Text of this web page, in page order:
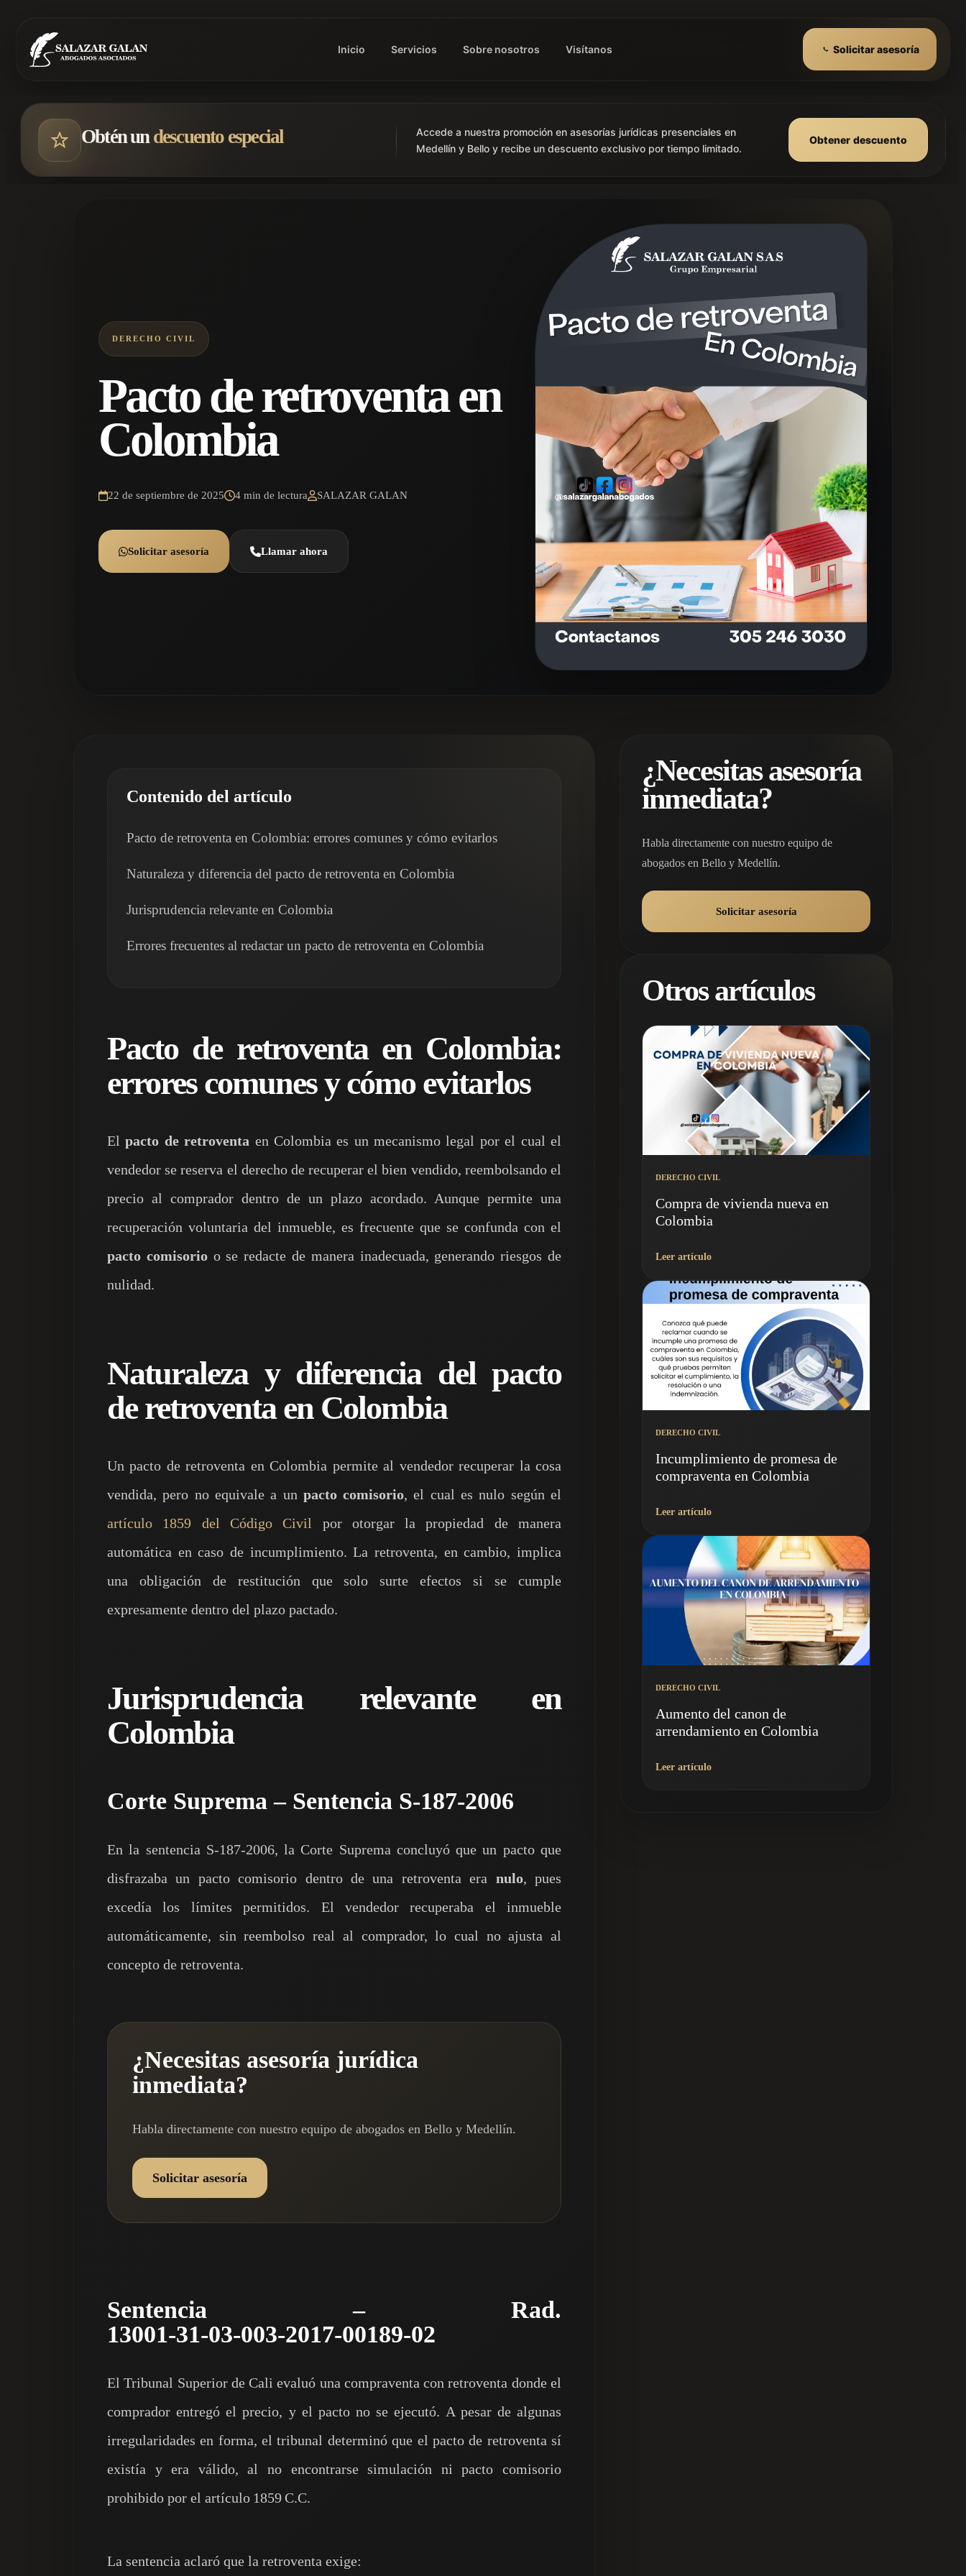
Inicio Servicios Sobre nosotros Visítanos Solicitar asesoría
Obtén un descuento especial
Accede a nuestra promoción en asesorías jurídicas presenciales en
Medellín y Bello y recibe un descuento exclusivo por tiempo limitado.
Obtener descuento
DERECHO CIVIL
Pacto de retroventa en
Colombia
22 de septiembre de 2025 4 min de lectura SALAZAR GALAN
Solicitar asesoría Llamar ahora
Contenido del artículo
Pacto de retroventa en Colombia: errores comunes y cómo evitarlos
Naturaleza y diferencia del pacto de retroventa en Colombia
Jurisprudencia relevante en Colombia
Errores frecuentes al redactar un pacto de retroventa en Colombia
Pacto de retroventa en Colombia:
errores comunes y cómo evitarlos
Elpacto de retroventa en Colombia es un mecanismo legal por el cual el
vendedor se reserva el derecho de recuperar el bien vendido, reembolsando el
precio al comprador dentro de un plazo acordado. Aunque permite una
recuperación voluntaria del inmueble, es frecuente que se confunda con el
pacto comisorioo se redacte de manera inadecuada, generando riesgos de
nulidad.
Naturaleza y diferencia del pacto
de retroventa en Colombia
Un pacto de retroventa en Colombia permite al vendedor recuperar la cosa
vendida, pero no equivale a un pacto comisorio, el cual es nulo según el
artículo 1859 del Código Civil
por otorgar la propiedad de manera
automática en caso de incumplimiento. La retroventa, en cambio, implica
una obligación de restitución que solo surte efectos si se cumple
expresamente dentro del plazo pactado.
Jurisprudencia relevante en
Colombia
Corte Suprema – Sentencia S‑187‑2006
En la sentencia S‑187‑2006, la Corte Suprema concluyó que un pacto que
disfrazaba un pacto comisorio dentro de una retroventa era nulo, pues
excedía los límites permitidos. El vendedor recuperaba el inmueble
automáticamente, sin reembolso real al comprador, lo cual no ajusta al
concepto de retroventa.
¿Necesitas asesoría jurídica
inmediata?
Habla directamente con nuestro equipo de abogados en Bello y Medellín.
Solicitar asesoría
Sentencia – Rad.
13001‑31‑03‑003‑2017‑00189‑02
El Tribunal Superior de Cali evaluó una compraventa con retroventa donde el
comprador entregó el precio, y el pacto no se ejecutó. A pesar de algunas
irregularidades en forma, el tribunal determinó que el pacto de retroventa sí
existía y era válido, al no encontrarse simulación ni pacto comisorio
prohibido por el artículo 1859 C.C.
La sentencia aclaró que la retroventa exige:
¿Necesitas asesoría
inmediata?
Habla directamente con nuestro equipo de
abogados en Bello y Medellín.
Solicitar asesoría
Otros artículos
DERECHO CIVIL
Compra de vivienda nueva en
Colombia
Leer artículo
DERECHO CIVIL
Incumplimiento de promesa de
compraventa en Colombia
Leer artículo
DERECHO CIVIL
Aumento del canon de
arrendamiento en Colombia
Leer artículo